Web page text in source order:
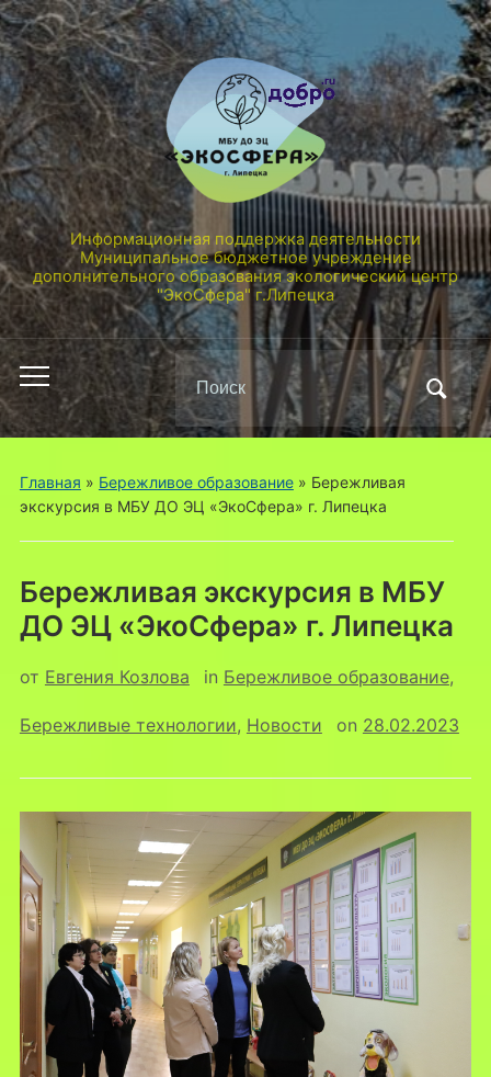
Информационная поддержка деятельности
Муниципальное бюджетное учреждение
дополнительного образования экологический центр
"ЭкоСфера" г.Липецка
Переключить
мобильное
меню
Поиск
по:
Главная » Бережливое образование» Бережливая
экскурсия в МБУ ДО ЭЦ «ЭкоСфера» г. Липецка
Бережливая экскурсия в МБУ
ДО ЭЦ «ЭкоСфера» г. Липецка
от Евгения Козлова in Бережливое образование,
Бережливые технологии, Новости on 28.02.2023